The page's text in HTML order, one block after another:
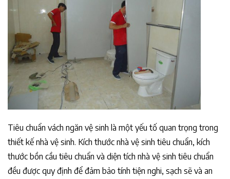
Tiêu chuẩn vách ngăn vệ sinh là một yếu tố quan trọng trong
thiết kế nhà vệ sinh. Kích thước nhà vệ sinh tiêu chuẩn, kích
thước bồn cầu tiêu chuẩn và diện tích nhà vệ sinh tiêu chuẩn
đều được quy định để đảm bảo tính tiện nghi, sạch sẽ và an